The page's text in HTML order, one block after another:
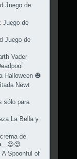
Juego de
Juego de
Juego de
Vader
Halloween 🎃
Newt
sólo para
La Bella y
de
A Spoonful of